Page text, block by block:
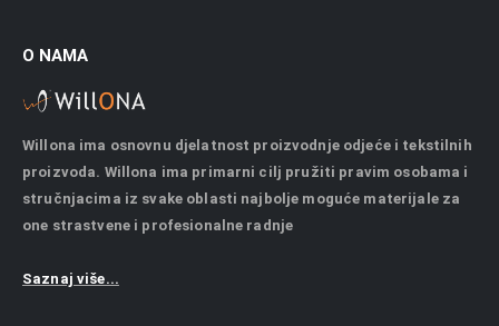
O NAMA
Willona ima osnovnu djelatnost proizvodnje odjeće i tekstilnih
proizvoda. Willona ima primarni cilj pružiti pravim osobama i
stručnjacima iz svake oblasti najbolje moguće materijale za
one strastvene i profesionalne radnje
Saznaj više...